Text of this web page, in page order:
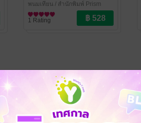
พนมเทียน / สำนักพิมพ์ Prism
นิยายผจญภัย/บู๊แอกชัน
1 Rating